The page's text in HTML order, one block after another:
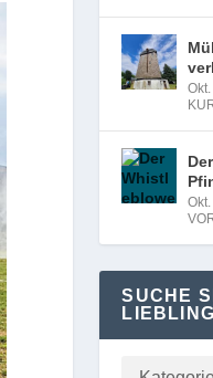
SUCHE